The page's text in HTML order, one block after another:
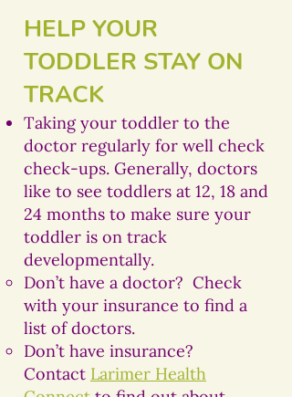
HELP YOUR
TODDLER STAY ON
TRACK
Taking your toddler to the
doctor regularly for well check
check-ups. Generally, doctors
like to see toddlers at 12, 18 and
24 months to make sure your
toddler is on track
developmentally.
Don’t have a doctor? Check
with your insurance to find a
list of doctors.
Don’t have insurance?
Contact Larimer Health